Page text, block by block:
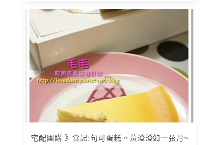
宅配團購 》食記:句可蛋糕。黃澄澄如一弦月~